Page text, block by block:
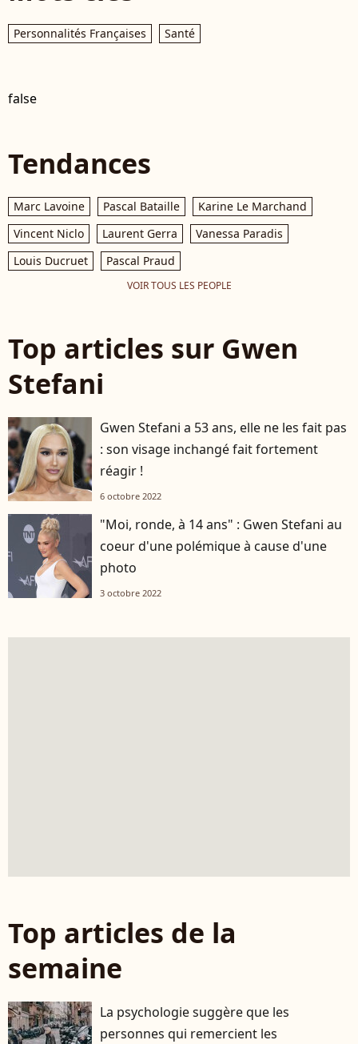
Personnalités Françaises Santé
false
Tendances
Marc Lavoine Pascal Bataille
Karine Le Marchand
Vincent Niclo
Laurent Gerra
Vanessa Paradis
Louis Ducruet
Pascal Praud
VOIR TOUS LES PEOPLE
Top articles sur Gwen
Stefani
Gwen Stefani a 53 ans, elle ne les fait pas
: son visage inchangé fait fortement
réagir !
6 octobre 2022
"Moi, ronde, à 14 ans" : Gwen Stefani au
coeur d'une polémique à cause d'une
photo
3 octobre 2022
Top articles de la
semaine
La psychologie suggère que les
personnes qui remercient les